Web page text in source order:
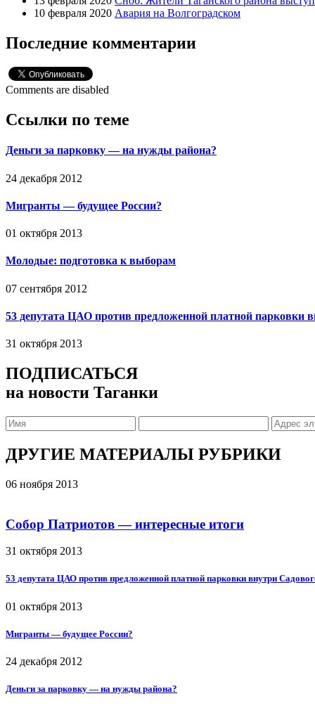
10 февраля 2020 Авария на Волгоградском
Последние комментарии
Comments are disabled
Ссылки по теме
Деньги за парковку — на нужды района?
24 декабря 2012
Мигранты — будущее России?
01 октября 2013
Молодые: подготовка к выборам
07 сентября 2012
53 депутата ЦАО против предложенной платной парковки
31 октября 2013
ПОДПИСАТЬСЯ
на новости Таганки
ДРУГИЕ МАТЕРИАЛЫ РУБРИКИ
06 ноября 2013
Собор Патриотов — интересные итоги
31 октября 2013
53 депутата ЦАО против предложенной платной парковки внутри
01 октября 2013
Мигранты — будущее России?
24 декабря 2012
Деньги за парковку — на нужды района?